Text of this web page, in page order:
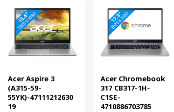
series kijken:
bewerken:
mogelijk, maar
ontwikkelen in
en 32 gigabyte
vooral lichte
persoonlijke
Deluxe antivirus.
Acer Aspire 3
(A315-59-
55YK)-47111212630
19
Acer Chromebook
317 CB317-1H-
C1SE-
4710886703785